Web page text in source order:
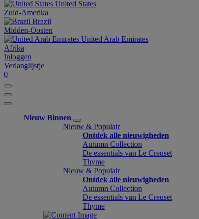
United States
Zuid-Amerika
Brazil
Midden-Oosten
United Arab Emirates
Afrika
Inloggen
Verlanglijstje
0
Nieuw Binnen
Nieuw & Populair
Ontdek alle nieuwigheden
Autumn Collection
De essentials van Le Creuset
Thyme
Nieuw & Populair
Ontdek alle nieuwigheden
Autumn Collection
De essentials van Le Creuset
Thyme